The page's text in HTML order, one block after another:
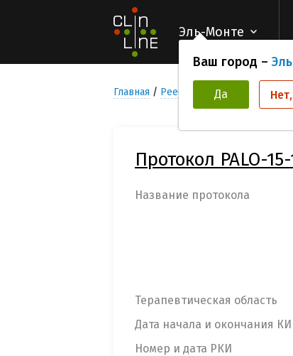
Эль-Монте
Ваш город –
Да
Главная Реестр Клинических
Протокол PALO-15-
Название протокола
Терапевтическая область
Дата начала и окончания КИ
Номер и дата РКИ